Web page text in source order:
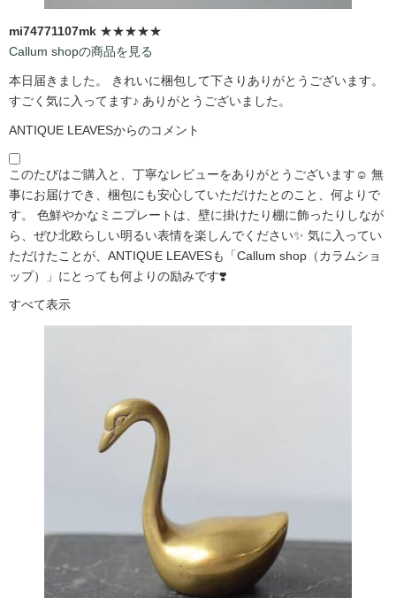
mi74771107mk ★★★★★
Callum shopの商品を見る
本日届きました。 きれいに梱包して下さりありがとうございます。
すごく気に入ってます♪ ありがとうございました。
ANTIQUE LEAVESからのコメント
このたびはご購入と、丁寧なレビューをありがとうございます☺️ 無
事にお届けでき、梱包にも安心していただけたとのこと、何よりで
す。 色鮮やかなミニプレートは、壁に掛けたり棚に飾ったりしなが
ら、ぜひ北欧らしい明るい表情を楽しんでください✨ 気に入ってい
ただけたことが、ANTIQUE LEAVESも「Callum shop（カラムショ
ップ）」にとっても何よりの励みです❣️
すべて表示